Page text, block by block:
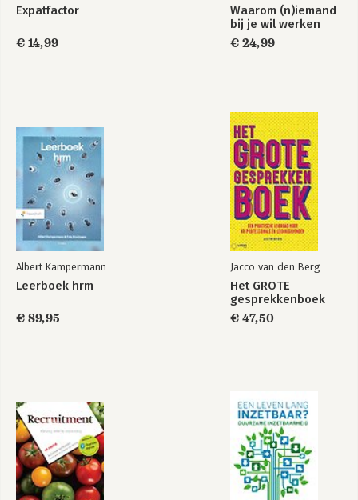
om sneller hun plek te vinden. Het
resultaat: minder frictie, meer synergie
en betere samenwerking in
Expatfactor
€ 14,99
Waarom (n)iemand
bij je wil werken
€ 24,99
Albert Kampermann
Leerboek hrm
€ 89,95
Jacco van den Berg
Het GROTE
gesprekkenboek
€ 47,50